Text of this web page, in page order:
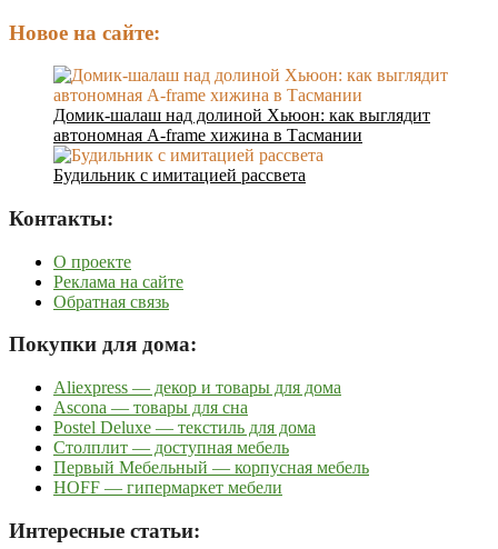
Новое на сайте:
Домик-шалаш над долиной Хьюон: как выглядит
автономная A-frame хижина в Тасмании
Будильник с имитацией рассвета
Контакты:
О проекте
Реклама на сайте
Обратная связь
Покупки для дома:
Aliexpress — декор и товары для дома
Ascona — товары для сна
Postel Deluxe — текстиль для дома
Столплит — доступная мебель
Первый Мебельный — корпусная мебель
HOFF — гипермаркет мебели
Интересные статьи: